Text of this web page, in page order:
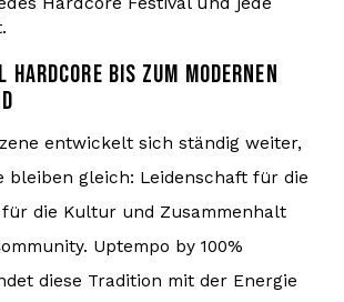
HARDCORE BIS ZUM MODERNEN
entwickelt sich ständig weiter,
bleiben gleich: Leidenschaft für die
für die Kultur und Zusammenhalt
Uptempo by 100%
diese Tradition mit der Energie